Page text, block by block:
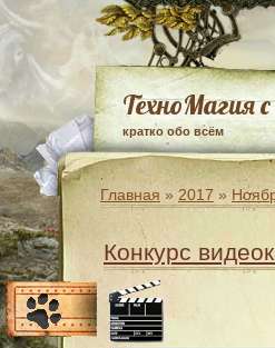
ТехноМагия
кратко обо всём
Главная » 2017 »
Конкурс